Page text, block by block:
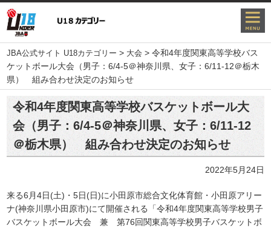
JBA公式サイト U18カテゴリー > 大会 >令和4年度関東高等学校バス
ケットボール大会（男子：6/4-5＠神奈川県、女子：6/11-12＠栃木
県） 組み合わせ決定のお知らせ
令和4年度関東高等学校バスケットボール大
会（男子：6/4-5＠神奈川県、女子：6/11-12
＠栃木県） 組み合わせ決定のお知らせ
2022年5月24日
来る6月4日(土)・5日(日)に小田原市総合文化体育館・小田原アリー
ナ(神奈川県小田原市)にて開催される「令和4年度関東高等学校男子
バスケットボール大会 兼 第76回関東高等学校男子バスケットボ